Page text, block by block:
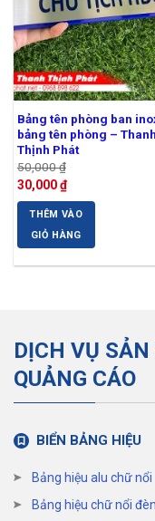
Bảng tên phòng ban
bảng tên phòng – Thanh
Thịnh Phát
50,000₫
Giá
gốc
là:
50,000 ₫.
30,000₫Giá
hiện
tại
là:
30,000 ₫.
THÊM VÀO
GIỎ HÀNG
DỊCH VỤ
QUẢNG CÁO
BIỂN BẢNG HIỆU
Bảng hiệu alu chữ nổi
Bảng hiệu chữ nổi